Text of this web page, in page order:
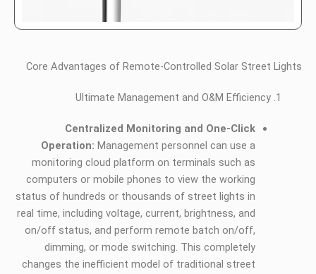
Core Advantages of Remote-Controlled Solar Street Lights
Ultimate Management and O&M Efficiency
Centralized Monitoring and One-Click
Operation: Management personnel can use a
monitoring cloud platform on terminals such as
computers or mobile phones to view the working
status of hundreds or thousands of street lights in
real time, including voltage, current, brightness, and
on/off status, and perform remote batch on/off,
dimming, or mode switching. This completely
changes the inefficient model of traditional street